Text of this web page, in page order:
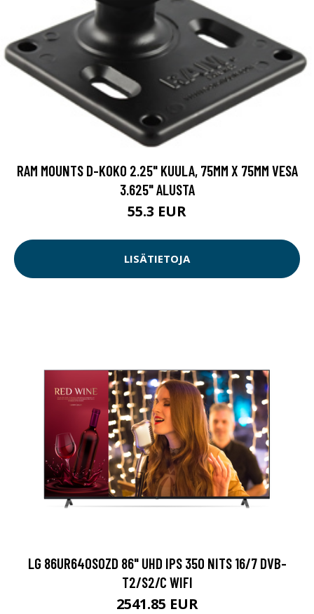
RAM MOUNTS D-KOKO 2.25" KUULA, 75MM X 75MM VESA
3.625" ALUSTA
55.3 EUR
LISÄTIETOJA
LG 86UR640S0ZD 86" UHD IPS 350 NITS 16/7 DVB-
T2/S2/C WIFI
2541.85 EUR